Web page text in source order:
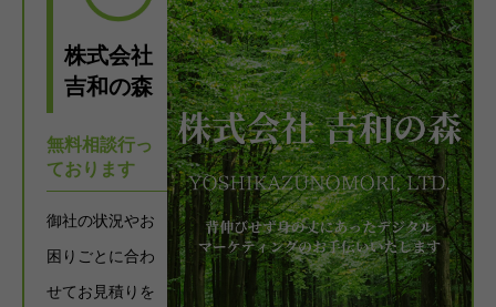
株式会社
吉和の森
無料相談行っ
ております
御社の状況やお
困りごとに合わ
せてお見積りを